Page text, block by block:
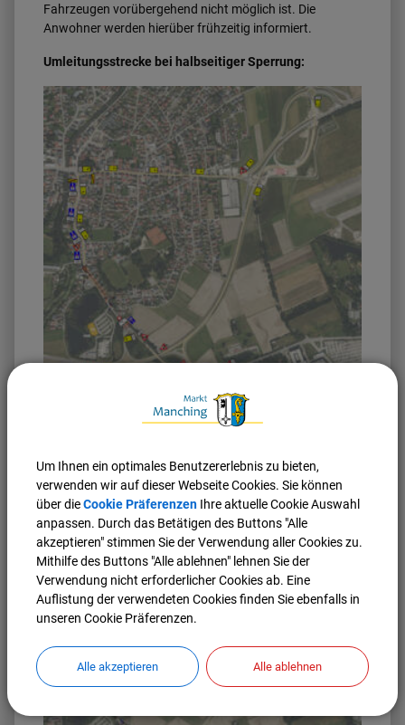
Fahrzeugen vorübergehend nicht möglich ist. Die
Anwohner werden hierüber frühzeitig informiert.
Umleitungsstrecke bei halbseitiger Sperrung:
Um Ihnen ein optimales Benutzererlebnis zu bieten,
verwenden wir auf dieser Webseite Cookies. Sie können
über dieCookie Präferenzen Ihre aktuelle Cookie Auswahl
anpassen. Durch das Betätigen des Buttons "Alle
akzeptieren" stimmen Sie der Verwendung aller Cookies zu.
Mithilfe des Buttons "Alle ablehnen" lehnen Sie der
Verwendung nicht erforderlicher Cookies ab. Eine
Auflistung der verwendeten Cookies finden Sie ebenfalls in
unseren Cookie Präferenzen.
Alle akzeptieren Alle ablehnen